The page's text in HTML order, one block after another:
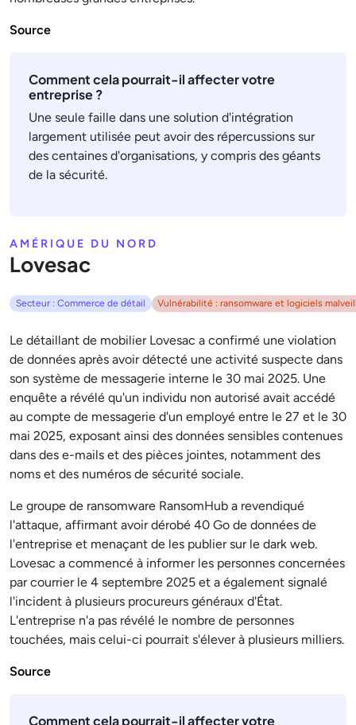
Source
Comment cela pourrait-il affecter votre
entreprise ?
Une seule faille dans une solution d'intégration
largement utilisée peut avoir des répercussions sur
des centaines d'organisations, y compris des géants
de la sécurité.
AMÉRIQUE DU NORD
Lovesac
Secteur : Commerce de détail Vulnérabilité : ransomware et logiciels
Le détaillant de mobilier Lovesac a confirmé une violation
de données après avoir détecté une activité suspecte dans
son système de messagerie interne le 30 mai 2025. Une
enquête a révélé qu'un individu non autorisé avait accédé
au compte de messagerie d'un employé entre le 27 et le 30
mai 2025, exposant ainsi des données sensibles contenues
dans des e-mails et des pièces jointes, notamment des
noms et des numéros de sécurité sociale.
Le groupe de ransomware RansomHub a revendiqué
l'attaque, affirmant avoir dérobé 40 Go de données de
l'entreprise et menaçant de les publier sur le dark web.
Lovesac a commencé à informer les personnes concernées
par courrier le 4 septembre 2025 et a également signalé
l'incident à plusieurs procureurs généraux d'État.
L'entreprise n'a pas révélé le nombre de personnes
touchées, mais celui-ci pourrait s'élever à plusieurs milliers.
Source
Comment cela pourrait-il affecter votre